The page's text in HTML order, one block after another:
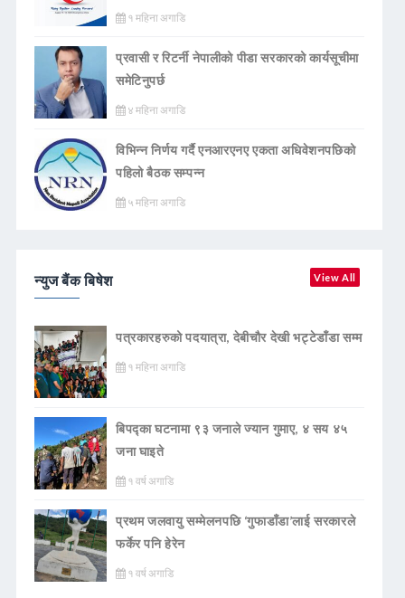
१ महिना अगाडि
प्रवासी र रिटर्नी नेपालीको पीडा सरकारको कार्यसूचीमा
समेटिनुपर्छ
४ महिना अगाडि
विभिन्न निर्णय गर्दै एनआरएनए एकता अधिवेशनपछिको
पहिलो बैठक सम्पन्न
५ महिना अगाडि
न्युज बैंक बिषेश View All
पत्रकारहरुको पदयात्रा, देबीचौर देखी भट्टेडाँडा सम्म
१ महिना अगाडि
बिपद्का घटनामा ९३ जनाले ज्यान गुमाए, ४ सय ४५
जना घाइते
१ वर्ष अगाडि
प्रथम जलवायु सम्मेलनपछि ‘गुफाडाँडा’लाई सरकारले
फर्केर पनि हेरेन
१ वर्ष अगाडि